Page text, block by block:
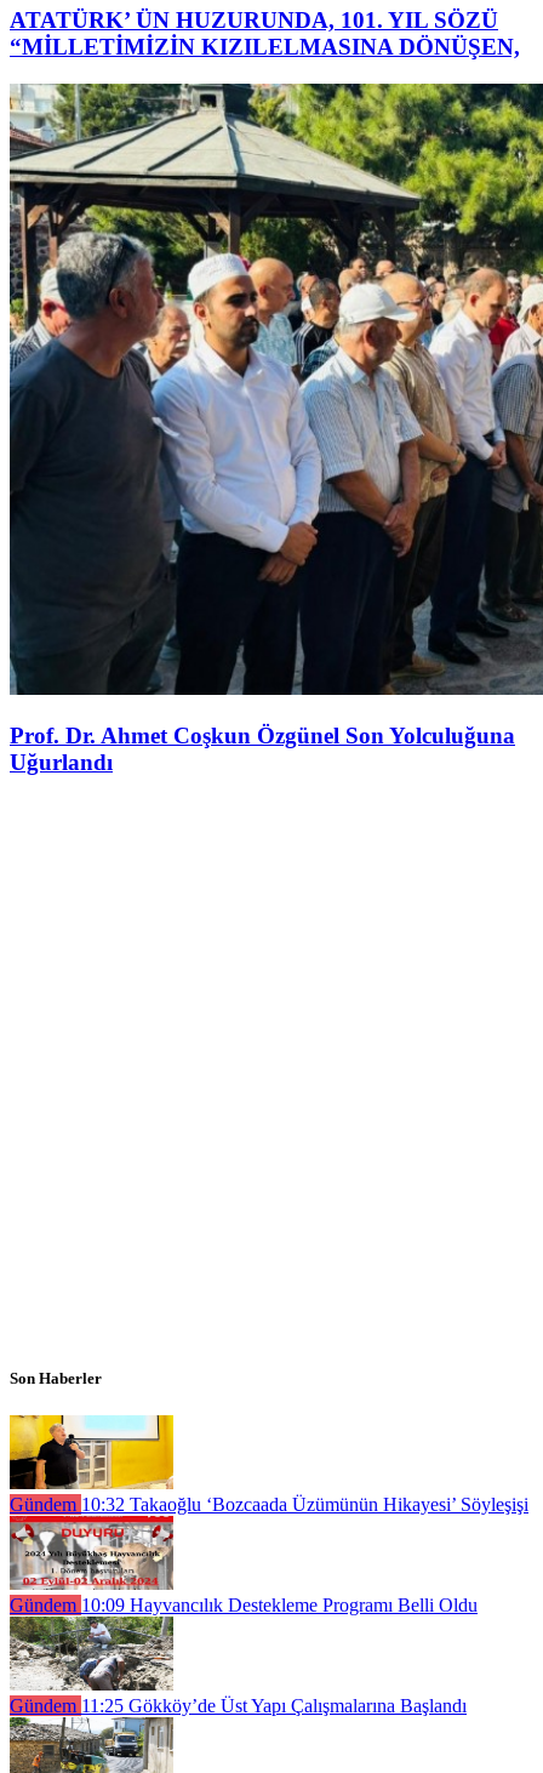
ATATÜRK’ ÜN HUZURUNDA, 101. YIL SÖZÜ
“MİLLETİMİZİN KIZILELMASINA DÖNÜŞEN,
Prof. Dr. Ahmet Coşkun Özgünel Son Yolculuğuna
Uğurlandı
Son Haberler
Gündem 10:32 Takaoğlu ‘Bozcaada Üzümünün Hikayesi’ Söyleşişi
Gündem 10:09 Hayvancılık Destekleme Programı Belli Oldu
Gündem 11:25 Gökköy’de Üst Yapı Çalışmalarına Başlandı